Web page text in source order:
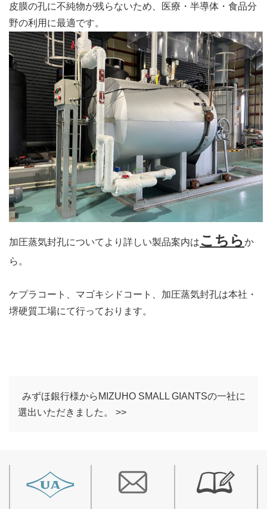
皮膜の孔に不純物が残らないため、医療・半導体・食品分
野の利用に最適です。
加圧蒸気封孔についてより詳しい製品案内はこちらか
ら。
ケプラコート、マゴキシドコート、加圧蒸気封孔は本社・
堺硬質工場にて行っております。
みずほ銀行様からMIZUHO SMALL GIANTSの一社に
選出いただきました。 >>